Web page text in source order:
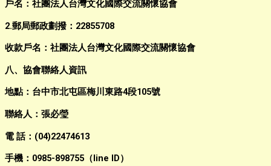
戶名：社團法人台灣文化國際交流關懷協會
2.郵局郵政劃撥：22855708
收款戶名：社團法人台灣文化國際交流關懷協會
八、協會聯絡人資訊
地點：台中市北屯區梅川東路4段105號
聯絡人：張必瑩
電 話：(04)22474613
手機：0985-898755（line ID）